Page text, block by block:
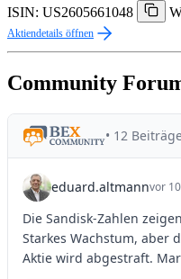
ISIN: US2605661048
Aktiendetails öffnen
Community